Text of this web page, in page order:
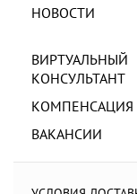
НОВОСТИ
ВИРТУАЛЬНЫЙ
КОНСУЛЬТАНТ
КОМПЕНСАЦИЯ
ВАКАНСИИ